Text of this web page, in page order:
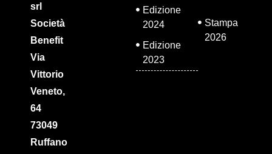
srl
Società
Benefit
Via
Vittorio
Veneto,
64
73049
Ruffano
Edizione
2024
Edizione
2023
Stampa
2026